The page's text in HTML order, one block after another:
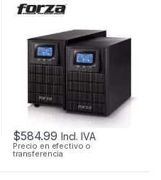
DE 2000VA 1600W 4
TOMAS 120V
$584.99 Incl. IVA
Precio en efectivo o
transferencia